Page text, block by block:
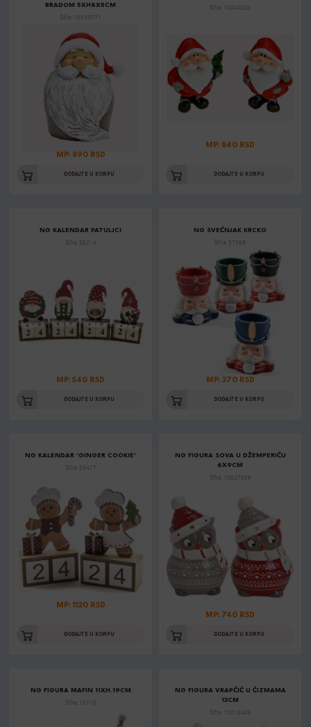
BRADOM 5XH8X5CM
Šifra: 10033571
MP: 890 RSD
DODAJTE U KORPU
Šifra: 10040020
MP: 840 RSD
DODAJTE U KORPU
NG KALENDAR PATULJCI
Šifra: 58214
MP: 540 RSD
DODAJTE U KORPU
NG SVEĆNJAK KRCKO
Šifra: 57569
MP: 370 RSD
DODAJTE U KORPU
NG KALENDAR 'GINGER COOKIE'
Šifra: 53417
MP: 1120 RSD
DODAJTE U KORPU
NG FIGURA SOVA U DŽEMPERIĆU
6X9CM
Šifra: 10027936
MP: 740 RSD
DODAJTE U KORPU
NG FIGURA MAFIN 11XH.19CM
Šifra: 15710
NG FIGURA VRAPČIĆ U ČIZMAMA
13CM
Šifra: 10018409